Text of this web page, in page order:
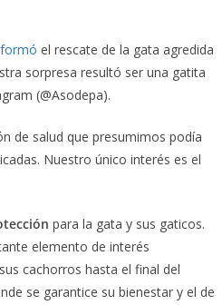
el rescate de la gata agredida
sorpresa resultó ser una gatita
(@Asodepa).
de salud que presumimos podía
Nuestro único interés es el
para la gata y sus gaticos.
elemento de interés
cachorros hasta el final del
se garantice su bienestar y el de